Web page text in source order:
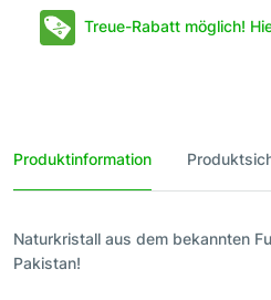
Treue-Rabatt möglich!
Produktinformation
Naturkristall aus dem bekannten
Pakistan!